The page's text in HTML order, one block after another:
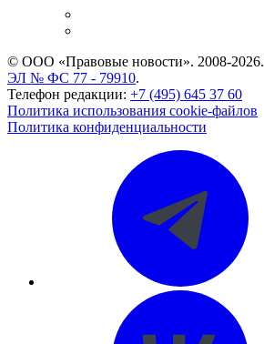
© ООО «Правовые новости». 2008-2026.
ЭЛ № ФС 77 - 79910.
Телефон редакции: +7 (495) 645 37 60
Политика использования cookie-файлов
Политика конфиденциальности